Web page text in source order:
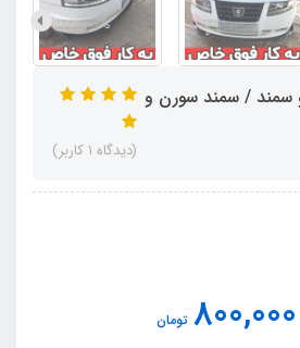
جلو سمند / سمند سورن و
(دیدگاه 1 کاربر)
800,000 تومان